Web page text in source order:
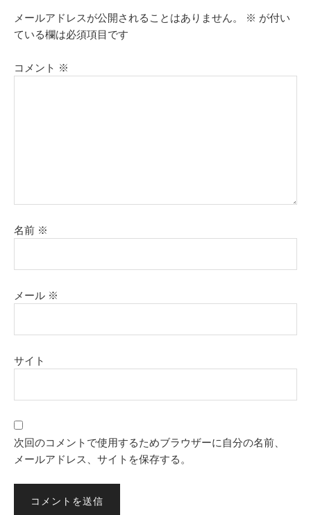
メールアドレスが公開されることはありません。 ※ が付い
ている欄は必須項目です
コメント ※
名前 ※
メール ※
サイト
次回のコメントで使用するためブラウザーに自分の名前、
メールアドレス、サイトを保存する。